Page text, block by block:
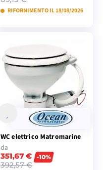
RIFORNIMENTO IL 18/08/2026
MODELLI
WC elettrico Matromarine
da
351,67 €
392,57 €
-10%